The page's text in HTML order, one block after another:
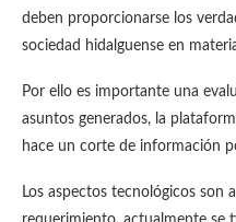
deben proporcionarse los
sociedad hidalguense en
Por ello es importante una
asuntos generados, la
hace un corte de información
Los aspectos tecnológicos son